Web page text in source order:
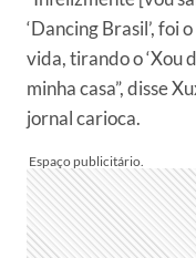
‘Dancing Brasil’, foi
vida, tirando o ‘Xou
minha casa”, disse
jornal carioca.